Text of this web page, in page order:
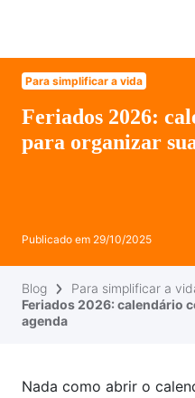
Para simplificar a vida
Feriados 2026:
para organizar
Publicado em 29/10/2025
Blog
Para simplificar a
Feriados 2026: calendário
agenda
Nada como abrir o